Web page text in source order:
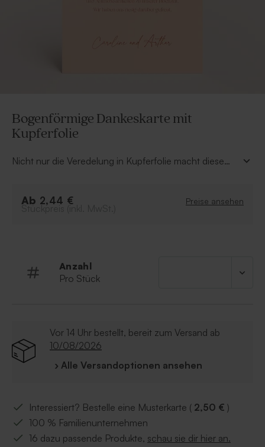
Bogenförmige Dankeskarte mit
Kupferfolie
Nicht nur die Veredelung in Kupferfolie macht diese
aus. Wählt eure bevorzugte Folienfarbe aus und
Ab 2,44 € Preise ansehen
Anzahl
Pro Stück
Vor 14 Uhr bestellt, bereit zum Versand ab
10/08/2026
› Alle Versandoptionen ansehen
Interessiert? Bestelle eine Musterkarte ( 2,50 € )
100 % Familienunternehmen
16 dazu passende Produkte, schau sie dir hier an.